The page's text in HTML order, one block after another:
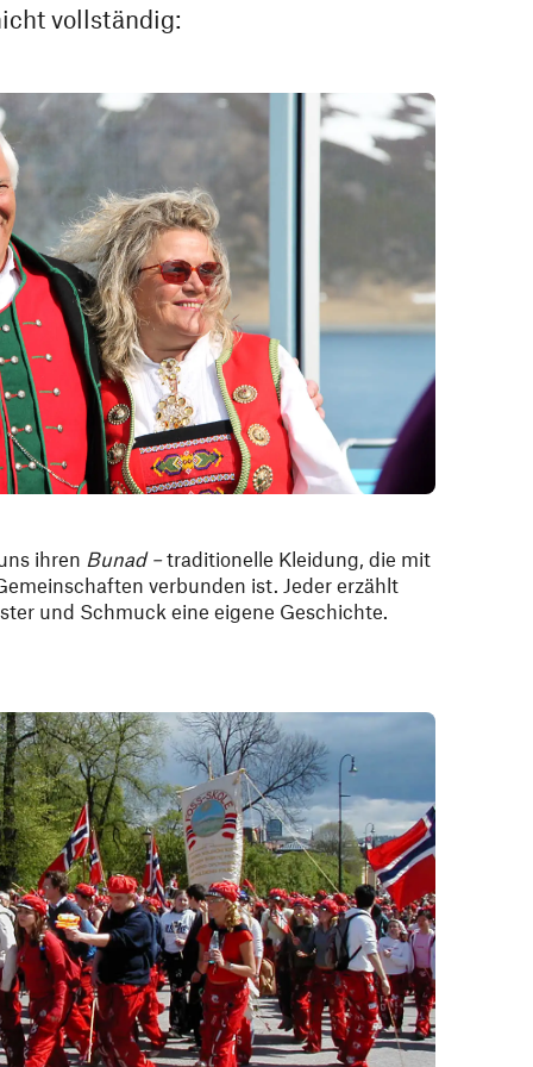
vollständig:
ihren Bunad –traditionelle Kleidung, die mit
verbunden ist. Jeder erzählt
und Schmuck eine eigene Geschichte.